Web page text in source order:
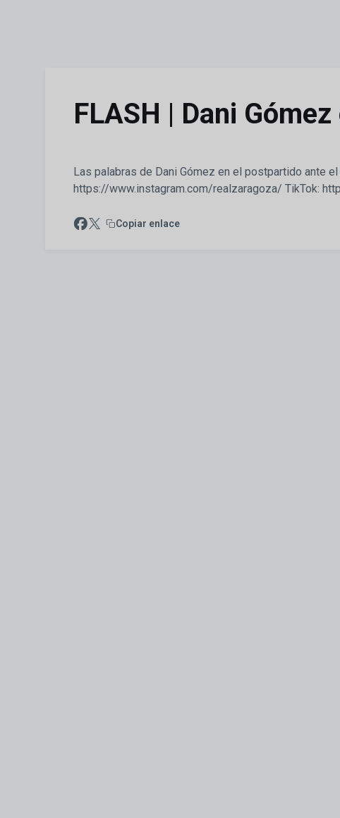
FLASH | Dani
Las palabras de Dani Gómez en el postpartido ante
https://www.instagram.com/realzaragoza/ TikTok:
Copiar enlace